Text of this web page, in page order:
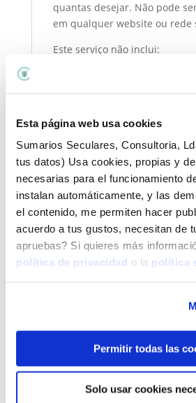
Esta página web usa cookies
Sumarios Seculares, Consultoria,
tus datos) Usa cookies, propias y
necesarias para el funcionamiento
instalan automáticamente, y las
el contenido, me permiten hacer
acuerdo a tus gustos, necesitan de
apruebas? Si quieres más
política de privacidad o la política
Permitir todas las
Solo usar cookies
quantas desejar. Não pode
em qualquer website ou rede
Este serviço não inclui:
* Implementação do RGPD no
* Modificação do website
* Configuração criativa segura
* Qualquer outro produto ou
esteja exposto no
Marcacraft.com ou nas suas
associadas.
Após a reunião, enviar-lhe-ei
com as ligações ou
prazo de 7 dias úteis após a
O seu preço é de 197
Portugal, portanto, se for um
intracomunitário, não será
Se a reunião tiver tido lugar,